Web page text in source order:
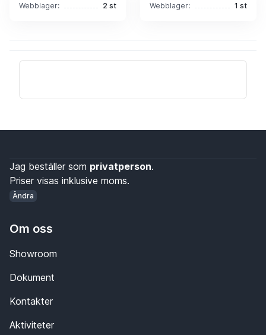
Webblager:
2 st
Webblager:
1 st
Jag beställer som privatperson.
Priser visas inklusive moms.
Ändra
Om oss
Showroom
Dokument
Kontakter
Aktiviteter